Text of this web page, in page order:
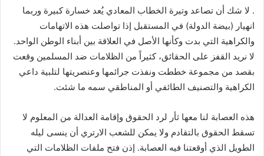
. لا شك أن تصاعد وتيرة الخطاب المعادي يُعد خسارة كبيرة وربما
انهيار (بيضة الدولة) في المستقبل إذا تواصلت هذه الاتهامات
والكراهية التي بدت وكأنها الأصل في العلاقة بين أبناء الوطن الواحد.
لا نريد القفز على الحقائق، كثيراً من الظلامات ضد المسلمين وقعت
بقصد من مجموعة خططت ونفذت جرائمها وعنصريتها لتلبية داعي
الكراهية والتصنيف الطائفي أو المناطقي سمه ما شئت.
هذه العصابة لنا معها ثأر لرد الحقوق وإقامة العدالة من المعلوم لا
تسقط الحقوق بالتقادم ولا يمكن للشعب الارتري أن ينسى ليله
الطويل الذي أوقعتنا فيه العصابة. إذن فتح ملفات الظلامات التي